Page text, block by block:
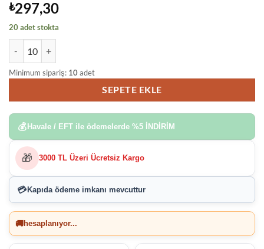
₺297,30
20 adet stokta
Minimum sipariş: 10adet
SEPETE EKLE
💰 Havale / EFT ile ödemelerde %5 İNDİRİM
🎁 3000 TL Üzeri Ücretsiz Kargo
💳 Kapıda ödeme imkanı mevcuttur
🚚hesaplanıyor...